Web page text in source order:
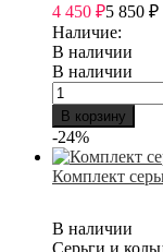
4 450 ₽5 850 ₽
Наличие:
В наличии
В наличии
В корзину
-24%
Комплект
В наличии
Серьги и